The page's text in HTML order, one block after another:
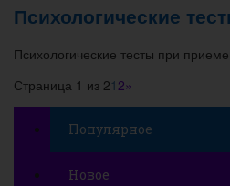
Психологические
Психологические тесты при
Страница 1 из 21 2»
Популярное
Новое